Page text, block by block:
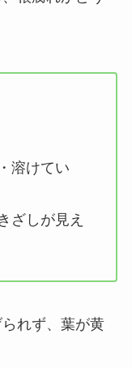
溶けてい
ざしが見え
れず、葉が黄